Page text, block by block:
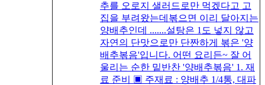
추를 오로지 샐러드로만 먹겠다고 고
집을 부려왔는데볶으면 이리 달아지는
양배추인데 .......설탕은 1도 넣지 않고
자연의 단맛으로만 단짠하게 볶은 '양
배추볶음'입니다. 어떤 요리든~ 잘 어
울리는 순한 밑반찬 '양배추볶음' 1. 재
료 준비 ▣ 주재료 : 양배추 1/4통, 대파